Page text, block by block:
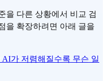
을 다른 상황에서 비교 검
을 확장하려면 아래 글을
가 저렴해질수록 무슨 일